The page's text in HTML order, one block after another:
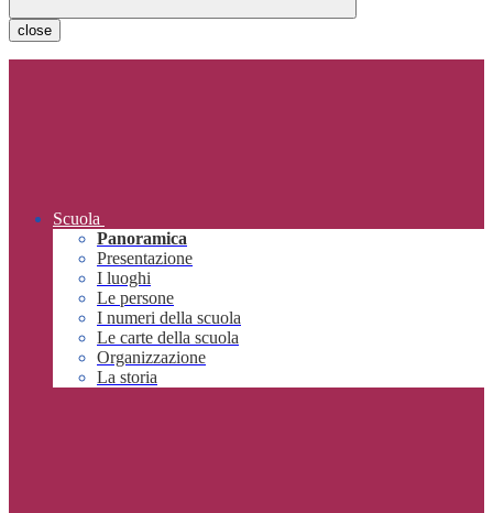
close
Scuola
Panoramica
Presentazione
I luoghi
Le persone
I numeri della scuola
Le carte della scuola
Organizzazione
La storia